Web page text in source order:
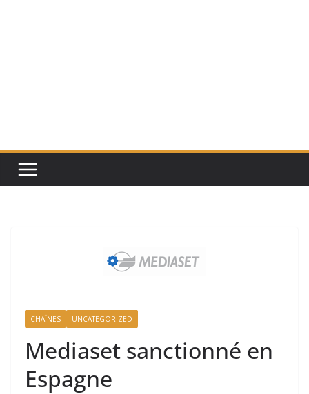
CHAÎNES UNCATEGORIZED
Mediaset sanctionné en
Espagne